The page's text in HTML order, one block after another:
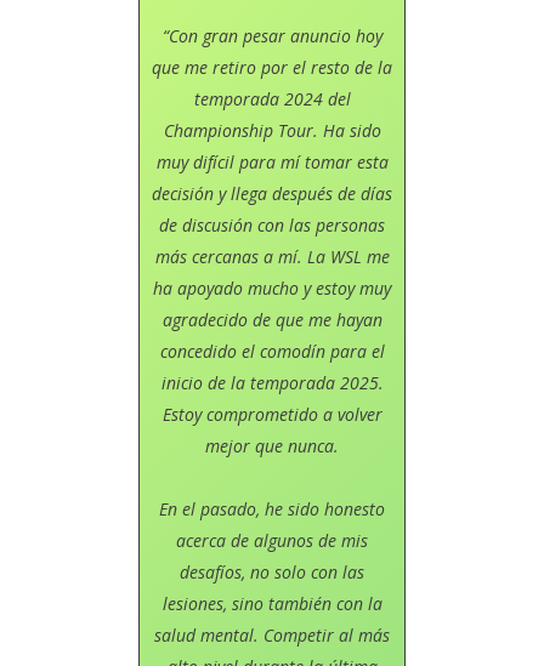
“Con gran pesar anuncio hoy
que me retiro por el resto de la
temporada 2024 del
Championship Tour. Ha sido
muy difícil para mí tomar esta
decisión y llega después de días
de discusión con las personas
más cercanas a mí. La WSL me
ha apoyado mucho y estoy muy
agradecido de que me hayan
concedido el comodín para el
inicio de la temporada 2025.
Estoy comprometido a volver
mejor que nunca.
En el pasado, he sido honesto
acerca de algunos de mis
desafíos, no solo con las
lesiones, sino también con la
salud mental. Competir al más